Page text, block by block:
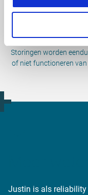
Storingen worden
of niet functioneren
Justin is als reliability